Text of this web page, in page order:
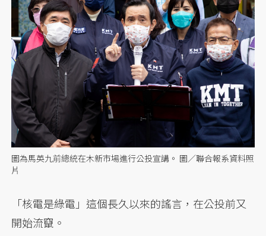
圖為馬英九前總統在木新市場進行公投宣講。 圖／聯合報系資料照
片
「核電是綠電」這個長久以來的謠言，在公投前又
開始流竄。